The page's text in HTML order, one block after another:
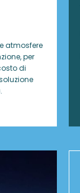
atmosfere
per
di